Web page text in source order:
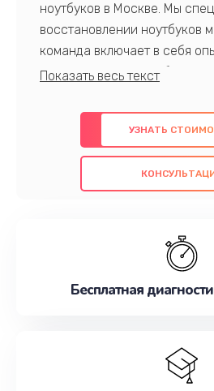
ноутбуков в Москве. Мы
восстановлении ноутбуков
команда включает в себя
профессионалов с
предлагаем быстрый и
использованием
также гарантируем
проведенных работ. Наша
наилучшим образом. Не
УЗНАТЬ
Бесплатная